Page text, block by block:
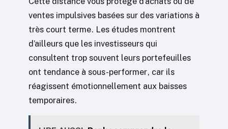
ventes impulsives basées sur des variations à
très court terme. Les études montrent
d’ailleurs que les investisseurs qui
consultent trop souvent leurs portefeuilles
ont tendance à sous-performer, car ils
réagissent émotionnellement aux baisses
temporaires.